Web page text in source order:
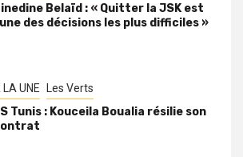
Belaïd : « Quitter la JSK est
des décisions les plus difficiles »
LA UNE Les Verts
Tunis : Kouceila Boualia résilie son